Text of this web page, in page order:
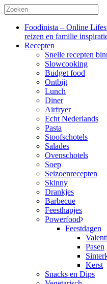
Foodinista – Online
reizen en familie
Recepten
Snelle recepten
Slowcooking
Budget food
Ontbijt
Lunch
Diner
Airfryer
Echt Nederlands
Pasta
Stoofschotels
Salades
Ovenschotels
Soep
Seizoenrecepten
Skinny
Drankjes
Barbecue
Feesthapjes
Powerfood
Feestdagen
Pasen
Kerst
Snacks en Dips